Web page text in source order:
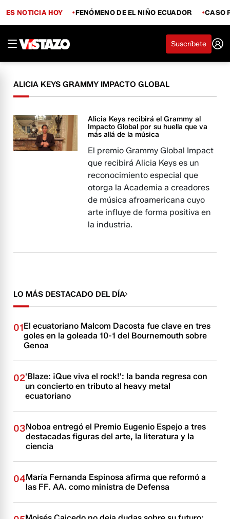
ES NOTICIA HOY FENÓMENO DE EL NIÑO ECUADOR CASO
Suscríbete
ALICIA KEYS GRAMMY IMPACTO GLOBAL
Alicia Keys recibirá el Grammy al
Impacto Global por su huella que va
más allá de la música
El premio Grammy Global Impact
que recibirá Alicia Keys es un
reconocimiento especial que
otorga la Academia a creadores
de música afroamericana cuyo
arte influye de forma positiva en
la industria.
LO MÁS DESTACADO DEL DÍA
01El ecuatoriano Malcom Dacosta fue clave en tres
goles en la goleada 10-1 del Bournemouth sobre
Genoa
02'Blaze: ¡Que viva el rock!': la banda regresa con
un concierto en tributo al heavy metal
ecuatoriano
03Noboa entregó el Premio Eugenio Espejo a tres
destacadas figuras del arte, la literatura y la
ciencia
04María Fernanda Espinosa afirma que reformó a
las FF. AA. como ministra de Defensa